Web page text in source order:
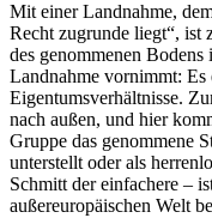
Mit einer Landnahme,
Recht zugrunde liegt“, ist
des genommenen
Landnahme vornimmt: Es
Eigentumsverhältnisse.
nach außen, und hier
Gruppe das genommene
unterstellt oder als
Schmitt der einfachere –
außereuropäischen Welt